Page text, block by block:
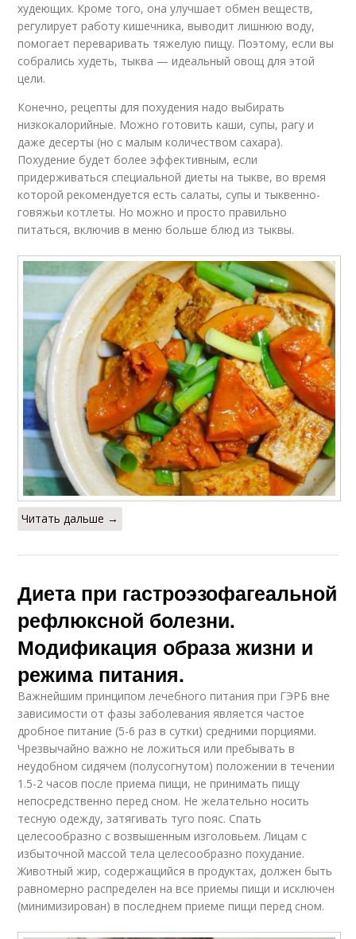
худеющих. Кроме того, она улучшает обмен веществ,
регулирует работу кишечника, выводит лишнюю воду,
помогает переваривать тяжелую пищу. Поэтому, если вы
собрались худеть, тыква — идеальный овощ для этой
цели.
Конечно, рецепты для похудения надо выбирать
низкокалорийные. Можно готовить каши, супы, рагу и
даже десерты (но с малым количеством сахара).
Похудение будет более эффективным, если
придерживаться специальной диеты на тыкве, во время
которой рекомендуется есть салаты, супы и тыквенно-
говяжьи котлеты. Но можно и просто правильно
питаться, включив в меню больше блюд из тыквы.
Читать дальше →
Диета при гастроэзофагеальной
рефлюксной болезни.
Модификация образа жизни и
режима питания.
Важнейшим принципом лечебного питания при ГЭРБ вне
зависимости от фазы заболевания является частое
дробное питание (5-6 раз в сутки) средними порциями.
Чрезвычайно важно не ложиться или пребывать в
неудобном сидячем (полусогнутом) положении в течении
1.5-2 часов после приема пищи, не принимать пищу
непосредственно перед сном. Не желательно носить
тесную одежду, затягивать туго пояс. Спать
целесообразно с возвышенным изголовьем. Лицам с
избыточной массой тела целесообразно похудание.
Животный жир, содержащийся в продуктах, должен быть
равномерно распределен на все приемы пищи и исключен
(минимизирован) в последнем приеме пищи перед сном.